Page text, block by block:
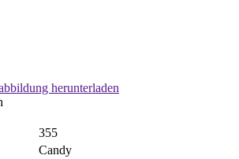
herunterladen
355
Candy